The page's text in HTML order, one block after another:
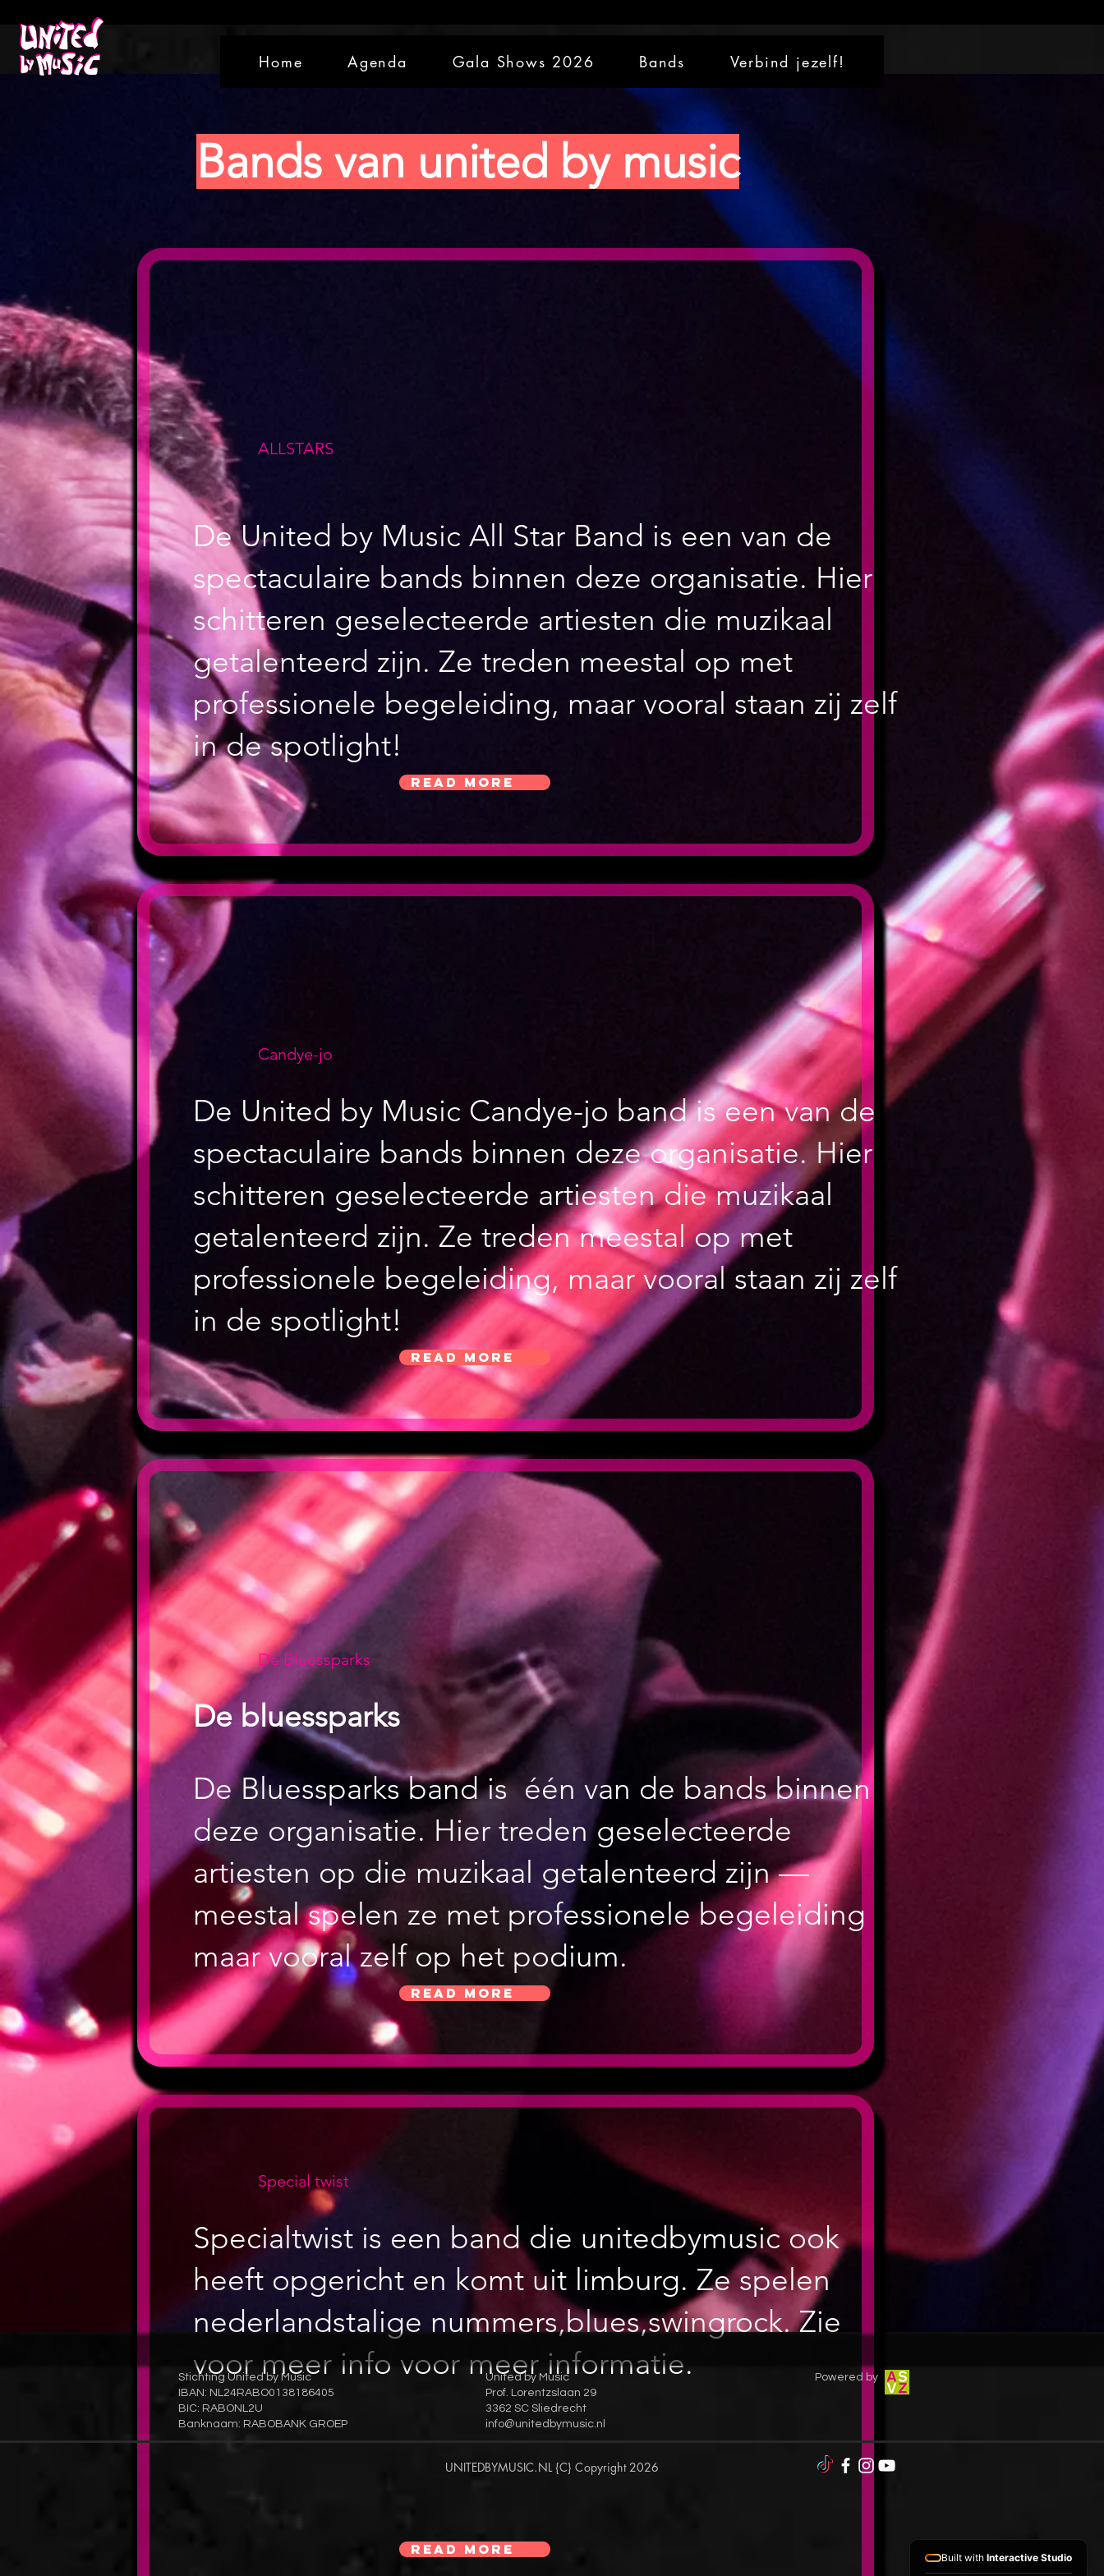
Home Agenda Gala Shows 2026 Bands Verbind jezelf!
Bands van united by music
ALLSTARS
De United by Music All Star Band is een van de
spectaculaire bands binnen deze organisatie. Hier
schitteren geselecteerde artiesten die muzikaal
getalenteerd zijn. Ze treden meestal op met
professionele begeleiding, maar vooral staan zij zelf
in de spotlight!
Read More
Candye-jo
De United by Music Candye-jo band is een van de
spectaculaire bands binnen deze organisatie. Hier
schitteren geselecteerde artiesten die muzikaal
getalenteerd zijn. Ze treden meestal op met
professionele begeleiding, maar vooral staan zij zelf
in de spotlight!
Read More
De Bluessparks
De bluessparks
De Bluessparks band is één van de bands binnen
deze organisatie. Hier treden geselecteerde
artiesten op die muzikaal getalenteerd zijn —
meestal spelen ze met professionele begeleiding
maar vooral zelf op het podium.
Read More
Special twist
Specialtwist is een band die unitedbymusic ook
heeft opgericht en komt uit limburg. Ze spelen
nederlandstalige nummers,blues,swingrock. Zie
voor meer info voor meer informatie.
Read More
Stichting United by Music
IBAN: NL24RABO0138186405
BIC: RABONL2U
Banknaam: RABOBANK GROEP
United by Music
Prof. Lorentzslaan 29
3362 SC Sliedrecht
info@unitedbymusic.nl
UNITEDBYMUSIC.NL {C} Copyright 2026
Powered by
Built with Interactive Studio